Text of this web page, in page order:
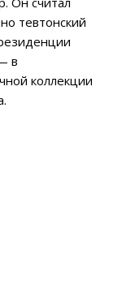
тевтонский
в
коллекции